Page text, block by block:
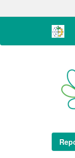
navigation